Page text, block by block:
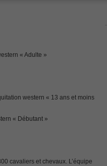
« Adulte »
western « 13 ans et moins
« Débutant »
cavaliers et chevaux. L’équipe